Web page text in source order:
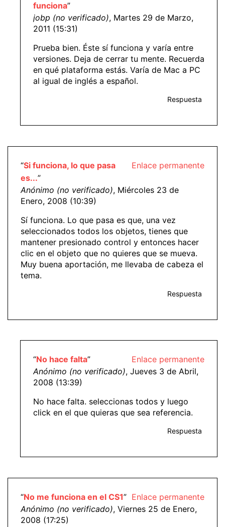
funciona”
jobp (no verificado), Martes 29 de Marzo,
2011 (15:31)
Prueba bien. Éste sí funciona y varía entre
versiones. Deja de cerrar tu mente. Recuerda
en qué plataforma estás. Varía de Mac a PC
al igual de inglés a español.
Respuesta
Enlace permanente
“Si funciona, lo que pasa
es...”
Anónimo (no verificado), Miércoles 23 de
Enero, 2008 (10:39)
Sí funciona. Lo que pasa es que, una vez
seleccionados todos los objetos, tienes que
mantener presionado control y entonces hacer
clic en el objeto que no quieres que se mueva.
Muy buena aportación, me llevaba de cabeza el
tema.
Respuesta
Enlace permanente
“No hace falta”
Anónimo (no verificado), Jueves 3 de Abril,
2008 (13:39)
No hace falta. seleccionas todos y luego
click en el que quieras que sea referencia.
Respuesta
Enlace permanente
“No me funciona en el CS1”
Anónimo (no verificado), Viernes 25 de Enero,
2008 (17:25)